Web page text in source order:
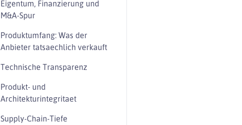
Eigentum, Finanzierung und
M&A-Spur
Produktumfang: Was der
Anbieter tatsaechlich verkauft
Technische Transparenz
Produkt- und
Architekturintegritaet
Supply-Chain-Tiefe